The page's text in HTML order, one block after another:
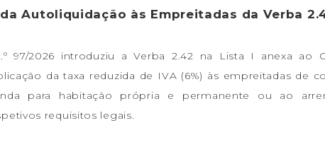
Autoliquidação às Empreitadas da Verba
97/2026 introduziu a Verba 2.42 na Lista I anexa ao
da taxa reduzida de IVA (6%) às empreitadas de
para habitação própria e permanente ou ao
requisitos legais.